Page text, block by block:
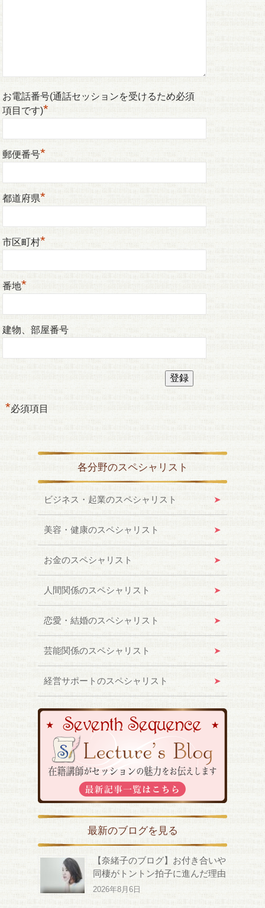
お電話番号(通話セッションを受けるため必須
項目です)*
郵便番号*
都道府県*
市区町村*
番地*
建物、部屋番号
*必須項目
各分野のスペシャリスト
ビジネス・起業のスペシャリスト
美容・健康のスペシャリスト
お金のスペシャリスト
人間関係のスペシャリスト
恋愛・結婚のスペシャリスト
芸能関係のスペシャリスト
経営サポートのスペシャリスト
最新のブログを見る
【奈緒子のブログ】お付き合いや
同棲がトントン拍子に進んだ理由
2026年8月6日